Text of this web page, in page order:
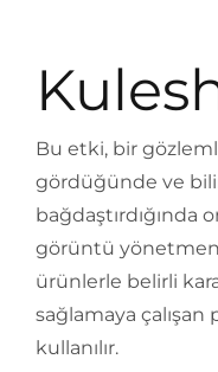
Bu etki, bir
gördüğünde ve
bağdaştırdığında
görüntü
ürünlerle belirli
sağlamaya çalışan
kullanılır.